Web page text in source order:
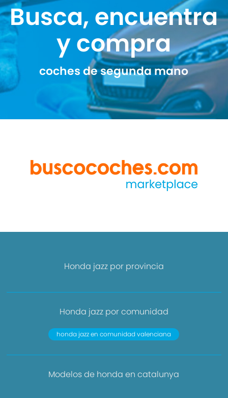
Busca, encuentra
y compra
coches de segunda mano
Honda jazz por provincia
Honda jazz por comunidad
honda jazz en comunidad valenciana
Modelos de honda en catalunya